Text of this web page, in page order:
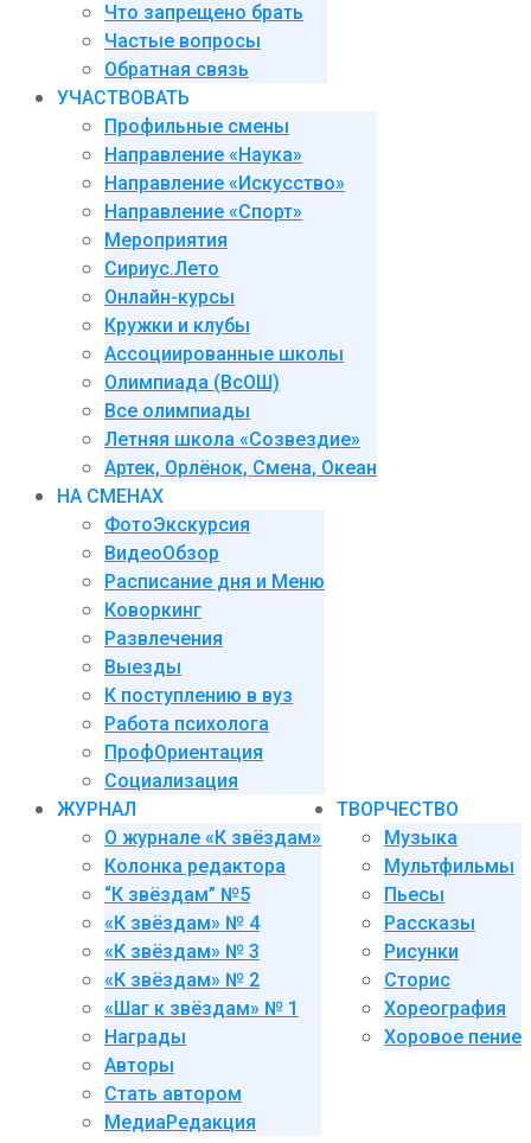
Что запрещено брать
Частые вопросы
Обратная связь
УЧАСТВОВАТЬ
Профильные смены
Направление «Наука»
Направление «Искусство»
Направление «Спорт»
Мероприятия
Сириус.Лето
Онлайн-курсы
Кружки и клубы
Ассоциированные школы
Олимпиада (ВсОШ)
Все олимпиады
Летняя школа «Созвездие»
Артек, Орлёнок, Смена, Океан
НА СМЕНАХ
ФотоЭкскурсия
ВидеоОбзор
Расписание дня и Меню
Коворкинг
Развлечения
Выезды
К поступлению в вуз
Работа психолога
ПрофОриентация
Социализация
ЖУРНАЛ
О журнале «К звёздам»
Колонка редактора
“К звёздам” №5
«К звёздам» № 4
«К звёздам» № 3
«К звёздам» № 2
«Шаг к звёздам» № 1
Награды
Авторы
Стать автором
МедиаРедакция
ТВОРЧЕСТВО
Музыка
Мультфильмы
Пьесы
Рассказы
Рисунки
Сторис
Хореография
Хоровое пение